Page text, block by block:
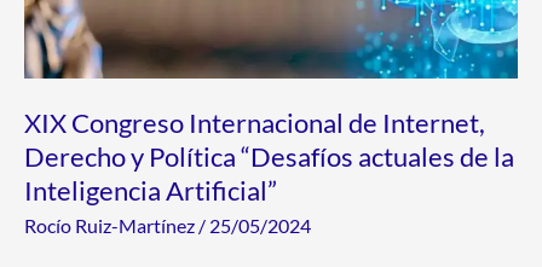
XIX Congreso Internacional de Internet,
Derecho y Política “Desafíos actuales de la
Inteligencia Artificial”
Rocío Ruiz-Martínez / 25/05/2024
Política
“Desafíos
de
la
Inteligencia
Artificial”